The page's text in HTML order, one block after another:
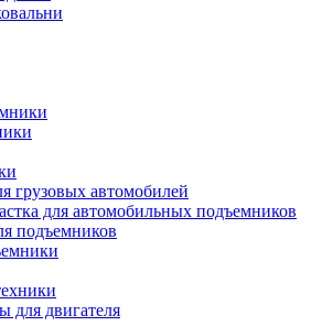
грузовых автомобилей
для автомобильных подъемников
подъемников
для двигателя